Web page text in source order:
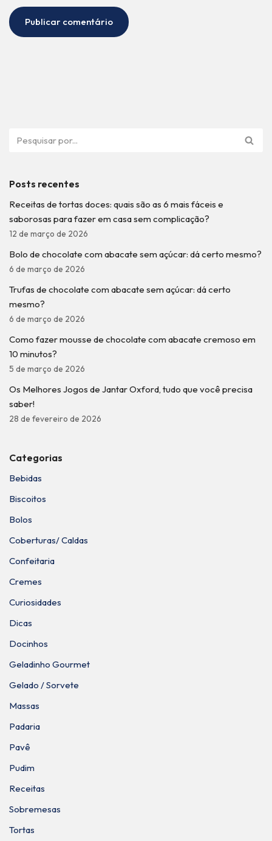
Posts recentes
Receitas de tortas doces: quais são as 6 mais fáceis e
saborosas para fazer em casa sem complicação?
12 de março de 2026
Bolo de chocolate com abacate sem açúcar: dá certo mesmo?
6 de março de 2026
Trufas de chocolate com abacate sem açúcar: dá certo
mesmo?
6 de março de 2026
Como fazer mousse de chocolate com abacate cremoso em
10 minutos?
5 de março de 2026
Os Melhores Jogos de Jantar Oxford, tudo que você precisa
saber!
28 de fevereiro de 2026
Categorias
Bebidas
Biscoitos
Bolos
Coberturas/ Caldas
Confeitaria
Cremes
Curiosidades
Dicas
Docinhos
Geladinho Gourmet
Gelado / Sorvete
Massas
Padaria
Pavê
Pudim
Receitas
Sobremesas
Tortas